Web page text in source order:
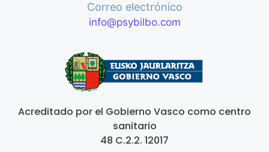
Correo electrónico
info@psybilbo.com
Acreditado por el Gobierno Vasco como centro
sanitario
48 C.2.2. 12017